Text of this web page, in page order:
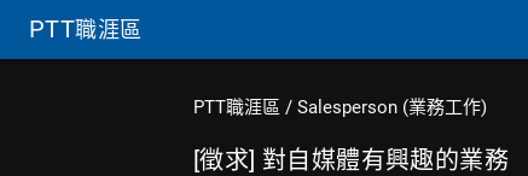
PTT職涯區
PTT職涯區 / Salesperson (業務工作)
[徵求] 對自媒體有興趣的業務